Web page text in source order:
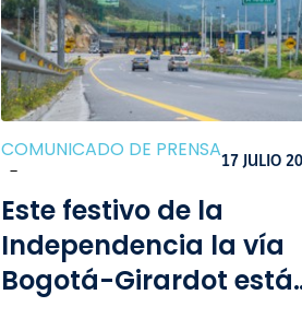
COMUNICADO DE PRENSA
-
17 JULIO
Este festivo de la
Independencia la vía
Bogotá-Girardot está